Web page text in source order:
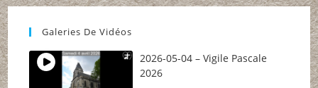
Galeries De Vidéos
2026-05-04 – Vigile Pascale
2026